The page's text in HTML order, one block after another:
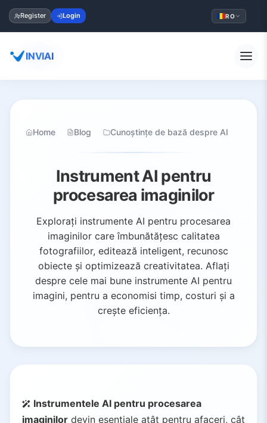
Register Login RO
INVIAI
Home Blog Cunoștințe de bază despre AI
Instrument AI pentru
procesarea imaginilor
Explorați instrumente AI pentru procesarea
imaginilor care îmbunătățesc calitatea
fotografiilor, editează inteligent, recunosc
obiecte și optimizează creativitatea. Aflați
despre cele mai bune instrumente AI pentru
imagini, pentru a economisi timp, costuri și a
crește eficiența.
Instrumentele AI pentru procesarea
imaginilor devin esențiale atât pentru afaceri, cât